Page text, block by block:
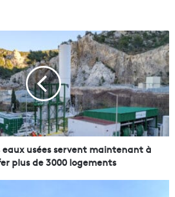
eaux usées servent maintenant à
plus de 3000 logements